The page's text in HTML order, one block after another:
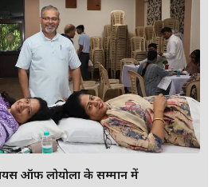
ऑफ लोयोला के सम्मान में